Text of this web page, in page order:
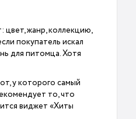
жанр, коллекцию,
покупатель искал
для питомца. Хотя
у которого самый
то, что
виджет «Хиты